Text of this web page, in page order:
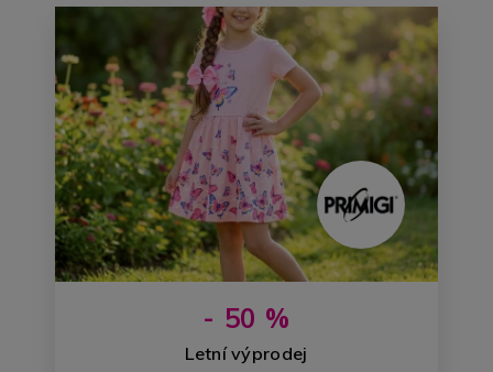
- 50 %
Letní výprodej